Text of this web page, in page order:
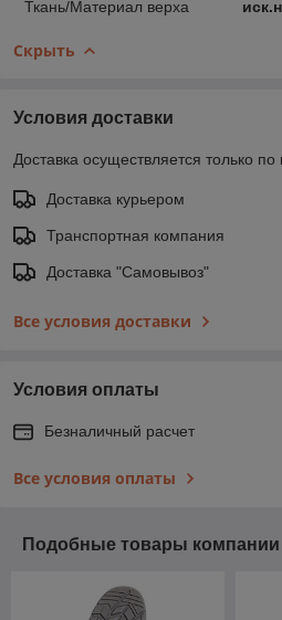
Ткань/Материал верха
Скрыть
Условия доставки
Доставка осуществляется только по
Доставка курьером
Транспортная компания
Доставка "Самовывоз"
Все условия доставки
Условия оплаты
Безналичный расчет
Все условия оплаты
Подобные товары компании